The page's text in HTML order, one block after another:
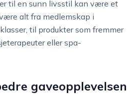
til en sunn livsstil kan være et
alt fra medlemskap i
til produkter som fremmer
eller spa-
gaveopplevelsen